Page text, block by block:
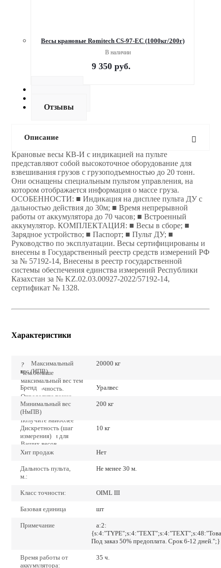
Весы крановые Romitech CS-97-EC (1000кг/200г)
В наличии
9 350руб.
Отзывы
Описание
Крановые весы КВ-И с индикацией на пульте
представляют собой высокоточное оборудование для
взвешивания грузов с грузоподъемностью до 20 тонн.
Они оснащены специальным пультом управления, на
котором отображается информация о массе груза.
ОСОБЕННОСТИ: ■ Индикация на дисплее пульта ДУ с
дальностью действия до 30м; ■ Время непрерывной
работы от аккумулятора до 70 часов; ■ Встроенный
аккумулятор. КОМПЛЕКТАЦИЯ: ■ Весы в сборе; ■
Зарядное устройство; ■ Паспорт; ■ Пульт ДУ; ■
Руководство по эксплуатации. Весы сертифицированы и
внесены в Государственный реестр средств измерений РФ
за № 57192-14, Внесены в реестр государственной
системы обеспечения единства измерений Республики
Казахстан за № KZ.02.03.00927-2022/57192-14,
сертификат № 1328.
Характеристики
?
Чем больше
максимальный вес тем
ниже точность.
Определите точно
наибольший предел
взвешивания и Вы
получите наиболее
низкие значения
погрешности для
Ваших весов.
Максимальный
вес (НПВ)
20000 кг
Бренд Уралвес
Минимальный вес
(НмПВ)
200 кг
Дискретность (шаг
измерения)
10 кг
Хит продаж Нет
Дальность пульта,
м.:
Не менее 30 м.
Класс точности: OIML III
Базовая единица шт
Примечание
a:2:
Под заказ 50% предоплата. Срок 6-12 дней.";}
Время работы от
аккумулятора:
35 ч.